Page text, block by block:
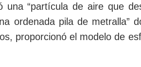
una “partícula de aire que
ordenada pila de metralla”
proporcionó el modelo de